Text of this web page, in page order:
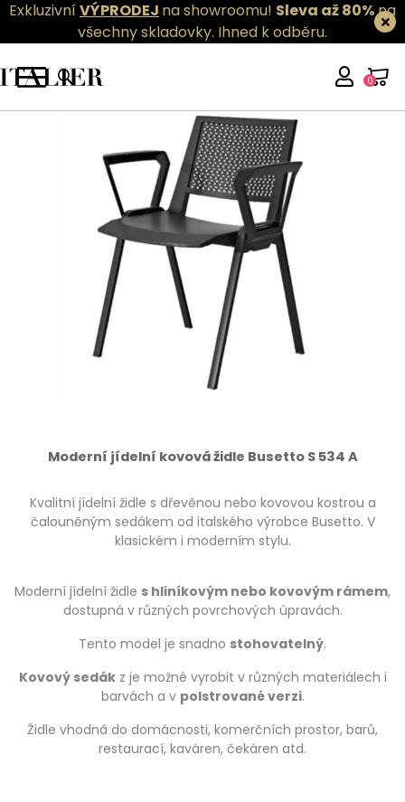
ExkluzivníVÝPRODEJ na showroomu! Sleva až 80%na
všechny skladovky. Ihned k odběru.
0
Moderní jídelní kovová židle Busetto S 534 A
Kvalitní jídelní židle s dřevěnou nebo kovovou kostrou a
čalouněným sedákem od italského výrobce Busetto. V
klasickém i moderním stylu.
Moderní jídelní židle s hliníkovým nebo kovovým rámem,
dostupná v různých povrchových úpravách.
Tento model je snadno stohovatelný.
Kovový sedákz je možné vyrobit v různých materiálech i
barvách a v polstrované verzi.
Židle vhodná do domácnosti, komerčních prostor, barů,
restaurací, kaváren, čekáren atd.